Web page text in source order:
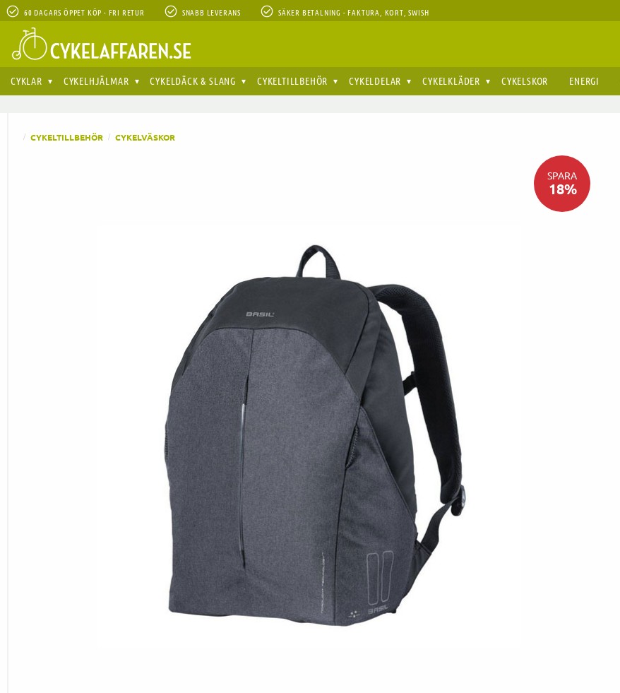
60 DAGARS ÖPPET KÖP - FRI RETUR SNABB LEVERANS SÄKER BETALNING - FAKTURA, KORT, SWISH
CYKLAR CYKELHJÄLMAR CYKELDÄCK & SLANG CYKELTILLBEHÖR CYKELDELAR CYKELKLÄDER CYKELSKOR ENERGI
CYKELTILLBEHÖR CYKELVÄSKOR
SPARA
18%